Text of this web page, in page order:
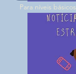
Para níveis básicos